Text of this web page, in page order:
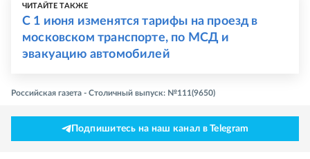
ЧИТАЙТЕ ТАКЖЕ
С 1 июня изменятся тарифы на проезд в
московском транспорте, по МСД и
эвакуацию автомобилей
Российская газета - Столичный выпуск: №111(9650)
Подпишитесь на наш канал в Telegram